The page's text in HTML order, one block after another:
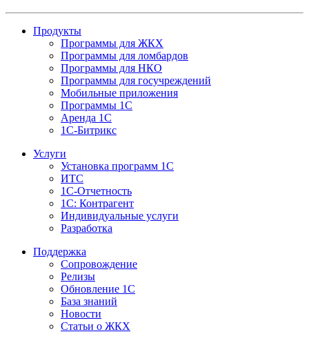
Продукты
Программы для ЖКХ
Программы для ломбардов
Программы для НКО
Программы для госучреждений
Мобильные приложения
Программы 1С
Аренда 1С
1С-Битрикс
Услуги
Установка программ 1С
ИТС
1С-Отчетность
1С: Контрагент
Индивидуальные услуги
Разработка
Поддержка
Сопровождение
Релизы
Обновление 1С
База знаний
Новости
Статьи о ЖКХ